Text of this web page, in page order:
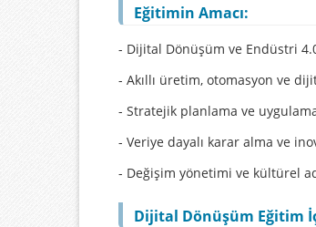
Eğitimin Amacı:
- Dijital Dönüşüm ve Endüstri
- Akıllı üretim, otomasyon ve
- Stratejik planlama ve
- Veriye dayalı karar alma ve
- Değişim yönetimi ve kültürel
Dijital Dönüşüm Eğitim